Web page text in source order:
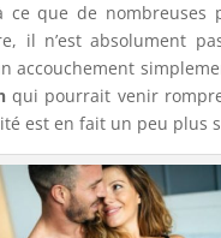
ce que de nombreuses
il n’est absolument
accouchement
qui pourrait venir
est en fait un peu plus